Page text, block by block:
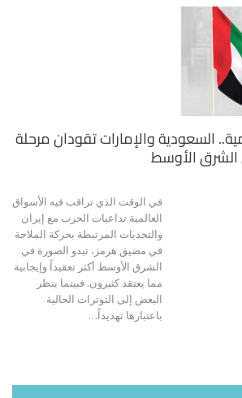
السعودية والإمارات تقودان مرحلة
الأوسط
في الوقت الذي تراقب فيه الأسواق
العالمية تداعيات الحرب مع إيران
والتحديات المرتبطة بحركة الملاحة
في مضيق هرمز، تبدو الصورة في
الشرق الأوسط أكثر تعقيداً وإيجابية
مما يعتقد كثيرون. فبينما ينظر
البعض إلى التوترات الحالية
باعتبارها تهديداً…